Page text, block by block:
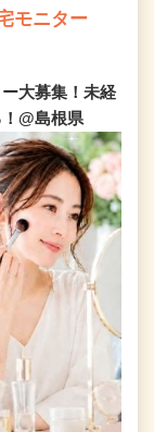
モニター
大募集！未経
@島根県